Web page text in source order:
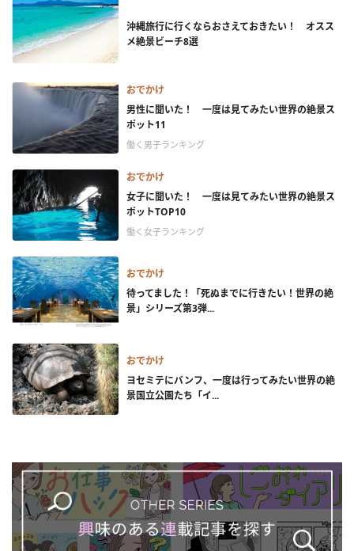
沖縄旅行に行くならおさえておきたい！ オスス
メ絶景ビーチ8選
おでかけ
男性に聞いた！ 一度は見てみたい世界の絶景ス
ポット11
働く男子ランキング
おでかけ
女子に聞いた！ 一度は見てみたい世界の絶景ス
ポットTOP10
働く女子ランキング
おでかけ
待ってました！「死ぬまでに行きたい！世界の絶
景」シリーズ第3弾...
おでかけ
ヨセミテにバンフ、一度は行ってみたい世界の絶
景国立公園たち「イ...